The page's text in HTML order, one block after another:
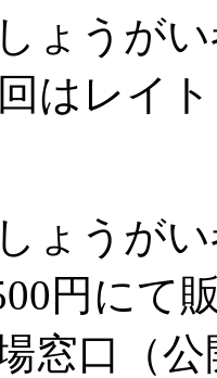
ょうがい
はレイ
ょうがい
円にて
窓口（